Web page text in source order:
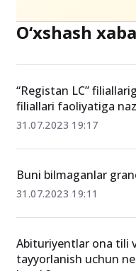
O‘xshash
“Registan LC”
filiallari faoliyatiga
31.07.2023 19:17
Buni bilmaganlar
31.07.2023 19:11
Abituriyentlar ona tili
tayyorlanish uchun